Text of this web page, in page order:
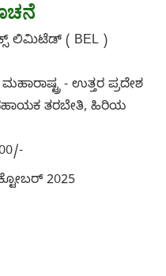
ಲಿಮಿಟೆಡ್ ( BEL )
- ಉತ್ತರ ಪ್ರದೇಶ
ತರಬೇತಿ, ಹಿರಿಯ
2025